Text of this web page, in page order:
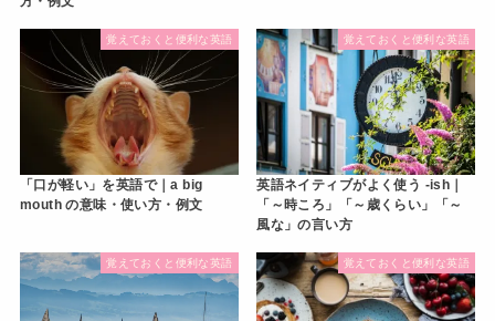
覚えておくと便利な英語
「口が軽い」を英語で｜a big
mouth の意味・使い方・例文
覚えておくと便利な英語
英語ネイティブがよく使う -ish｜
「～時ころ」「～歳くらい」「～
風な」の言い方
覚えておくと便利な英語 覚えておくと便利な英語